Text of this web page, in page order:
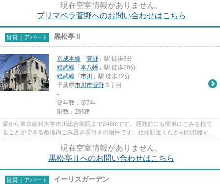
現在空室情報がありません。
プリマベラ菅野へのお問い合わせはこちら
賃貸｜アパート 黒松亭Ⅱ
京成本線 「 菅野 」駅 徒歩8分
総武線 「 本八幡 」駅 徒歩20分
総武線 「 市川
」駅 徒歩22分
千葉県市川市菅野 ３丁目
-
築年数：築7年
階数：2階建
家から東京歯科大学市川総合病院まで248mです。通勤前にも簡単にごみを捨て
ることができる敷地内ごみ置き場付きの物件です。始発駅近くだと朝の混雑する
現在空室情報がありません。
黒松亭Ⅱへのお問い合わせはこちら
賃貸｜アパート イーリスガーデン